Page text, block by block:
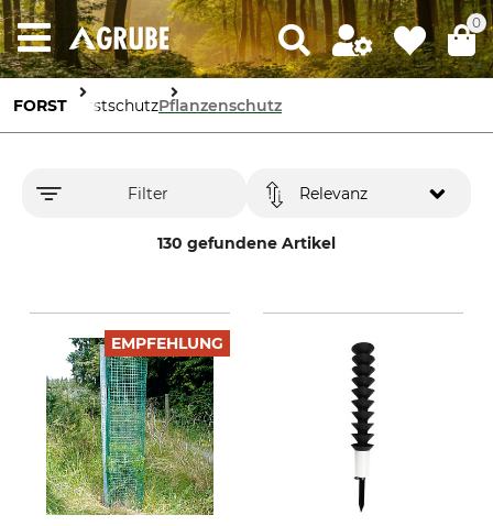
0
FORST ForstschutzPflanzenschutz
Filter
130 gefundene Artikel
Relevanz
EMPFEHLUNG